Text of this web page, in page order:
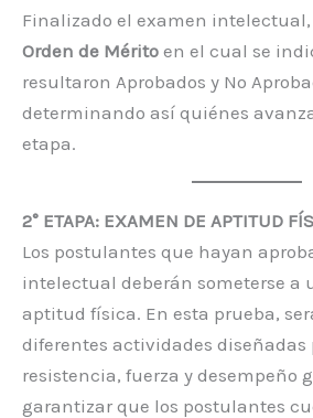
Finalizado el examen
Orden de Mérito en el cual se
resultaron Aprobados y No
determinando así quiénes
etapa.
2° ETAPA: EXAMEN DE APTITUD
Los postulantes que hayan
intelectual deberán someterse a
aptitud física. En esta prueba,
diferentes actividades diseñadas
resistencia, fuerza y desempeño
garantizar que los postulantes